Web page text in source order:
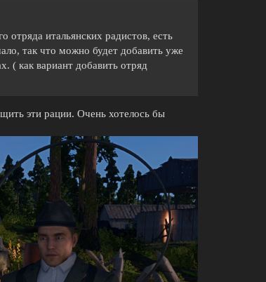
отряда итальянских радистов, есть
так что можно будет добавить уже
( как вариант добавить отряд
эти рации. Очень хотелось бы